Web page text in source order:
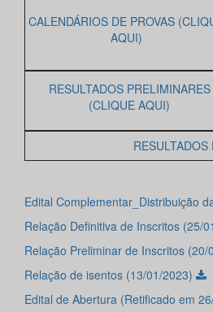
CALENDÁRIOS DE PROVAS
AQUI)
RESULTADOS PRELIMINARES
(CLIQUE AQUI)
Edital Complementar_Distribuição
Relação Definitiva de Inscritos (25/
Relação Preliminar de Inscritos (20/
Relação de isentos (13/01/2023)
Edital de Abertura (Retificado em